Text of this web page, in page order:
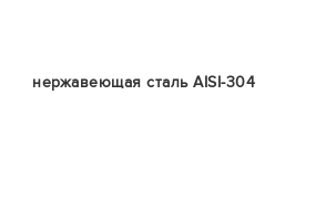
нержавеющая сталь AISI-304